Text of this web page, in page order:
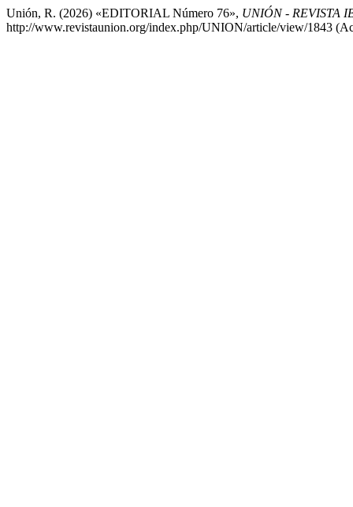
Unión, R. (2026) «EDITORIAL Número 76», UNIÓN - REVISTA
http://www.revistaunion.org/index.php/UNION/article/view/1843